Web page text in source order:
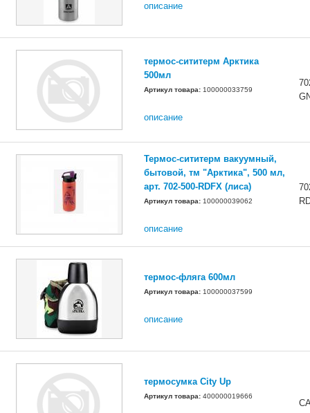
описание
термос-сититерм Арктика
500мл
Артикул товара: 100000033759
описание
Термос-сититерм вакуумный,
бытовой, тм "Арктика", 500 мл,
арт. 702-500-RDFX (лиса)
Артикул товара: 100000039062
описание
термос-фляга 600мл
Артикул товара: 100000037599
описание
термосумка City Up
Артикул товара: 400000019666